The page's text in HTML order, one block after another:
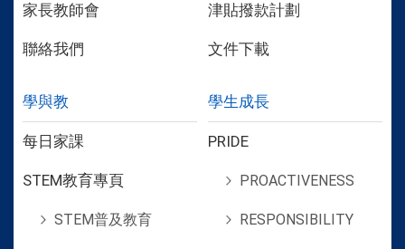
家長教師會
聯絡我們
津貼撥款計劃
文件下載
學與教
每日家課
STEM教育專頁
STEM普及教育
學生成長
PRIDE
PROACTIVENESS
RESPONSIBILITY